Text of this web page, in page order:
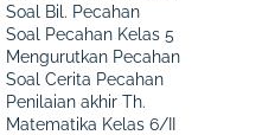
Soal Bil. Pecahan
Soal Pecahan Kelas 5
Mengurutkan Pecahan
Soal Cerita Pecahan
Penilaian akhir Th.
Matematika Kelas 6/II